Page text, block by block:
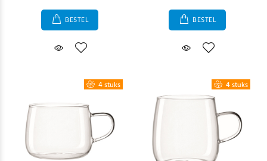
BESTEL BESTEL
4 stuks 4 stuks